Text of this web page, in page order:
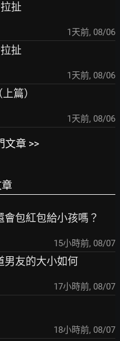
扯
1天前, 08/06
扯
1天前, 08/06
篇）
1天前, 08/06
文章 >>
會包紅包給小孩嗎？
15小時前, 08/07
男友的大小如何
17小時前, 08/07
18小時前, 08/07